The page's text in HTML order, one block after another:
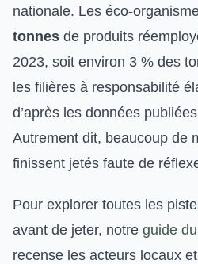
nationale. Les éco-
tonnes de produits
2023, soit environ 3 % des
les filières à responsabilité
d’après les données
Autrement dit, beaucoup de
finissent jetés faute de
Pour explorer toutes les
avant de jeter, notre guide
recense les acteurs locaux